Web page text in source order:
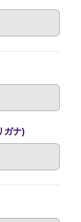
ガナ)